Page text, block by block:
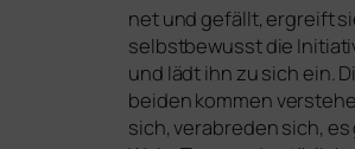
net und gefällt, ergreift
selbst­be­wusst die
und lädt ihn zu sich ein.
bei­den kom­men
sich, ver­ab­re­den sich,